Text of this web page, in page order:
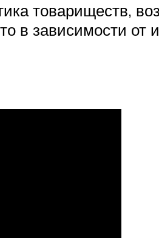
товариществ,
в зависимости от